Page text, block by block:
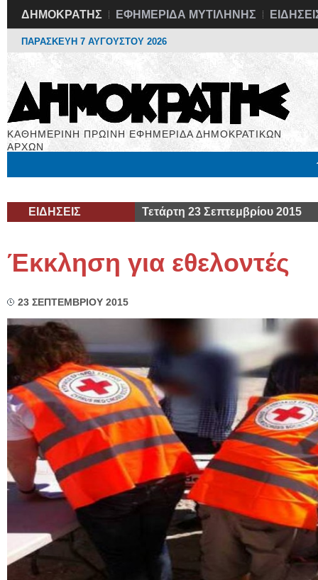
ΔΗΜΟΚΡΑΤΗΣ ΕΦΗΜΕΡΙΔΑ ΜΥΤΙΛΗΝΗΣ
ΠΑΡΑΣΚΕΥΗ 7 ΑΥΓΟΥΣΤΟΥ 2026
ΚΑΘΗΜΕΡΙΝΗ ΠΡΩΙΝΗ ΕΦΗΜΕΡΙΔΑ ΔΗΜΟΚΡΑΤΙΚΩΝ
ΑΡΧΩΝ
ΕΙΔΗΣΕΙΣ Τετάρτη 23 Σεπτεμβρίου 2015
Έκκληση για εθελοντές
23 ΣΕΠΤΕΜΒΡΙΟΥ 2015